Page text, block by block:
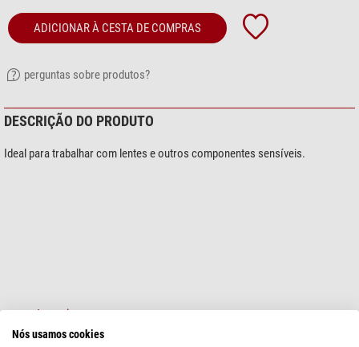
ADICIONAR À CESTA DE COMPRAS
perguntas sobre produtos?
DESCRIÇÃO DO PRODUTO
Ideal para trabalhar com lentes e outros componentes sensíveis.
mostre mais...
Nós usamos cookies